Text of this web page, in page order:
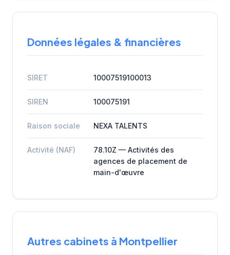
Données légales & financières
SIRET 10007519100013
SIREN 100075191
Raison sociale NEXA TALENTS
Activité (NAF)
78.10Z — Activités des
agences de placement de
main-d'œuvre
Autres cabinets à Montpellier